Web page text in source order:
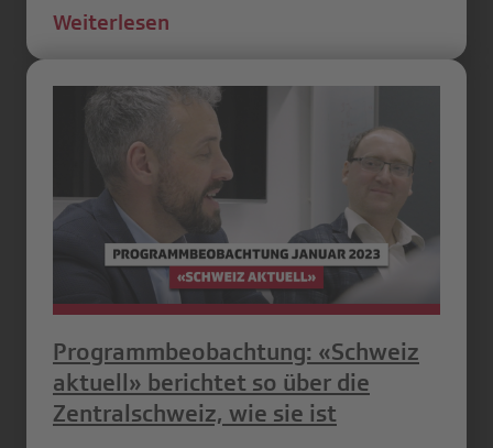
Weiterlesen
Programmbeobachtung: «Schweiz
aktuell» berichtet so über die
Zentralschweiz, wie sie ist